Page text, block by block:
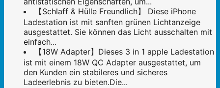
【Schlaff & Hülle Freundlich】 Diese iPhone
Ladestation ist mit sanften grünen Lichtanzeige
ausgestattet. Sie können das Licht ausschalten mit
einfach...
【18W Adapter】Dieses 3 in 1 apple Ladestation
ist mit einem 18W QC Adapter ausgestattet, um
den Kunden ein stabileres und sicheres
Ladeerlebnis zu bieten.Die...